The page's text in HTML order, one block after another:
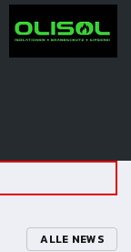
ALLE NEWS